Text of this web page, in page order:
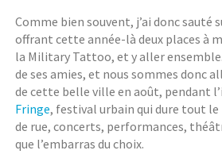
Comme bien souvent, j’ai donc sauté
offrant cette année-là deux places à
la Military Tattoo, et y aller
de ses amies, et nous sommes donc
de cette belle ville en août, pendant
Fringe, festival urbain qui dure tout le
de rue, concerts, performances,
que l’embarras du choix.